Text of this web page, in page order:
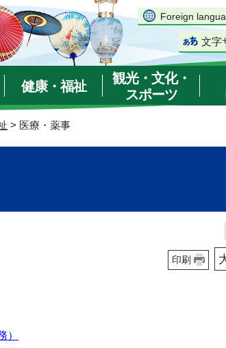
Foreign
文字
健康・福祉
観光・文化・
スポーツ
> 医療・薬事
印刷
）